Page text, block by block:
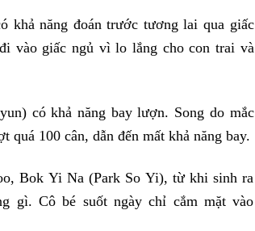
khả năng đoán trước tương lai qua giấc
vào giấc ngủ vì lo lắng cho con trai và
có khả năng bay lượn. Song do mắc
quá 100 cân, dẫn đến mất khả năng bay.
Bok Yi Na (Park So Yi), từ khi sinh ra
gì. Cô bé suốt ngày chỉ cắm mặt vào